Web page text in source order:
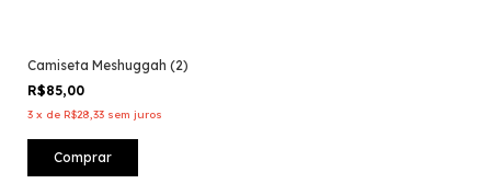
Camiseta Meshuggah (2)
R$85,00
3 x de R$28,33 sem juros
Comprar